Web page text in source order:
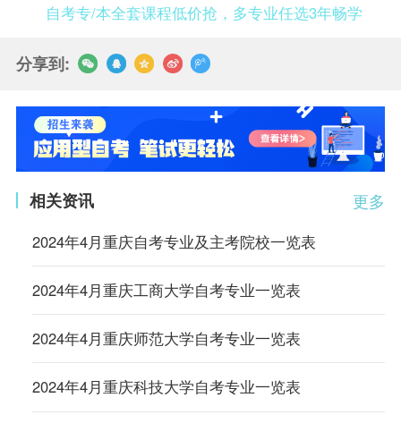
自考专/本全套课程低价抢，多专业任选3年畅学
分享到:
更多
相关资讯
2024年4月重庆自考专业及主考院校一览表
2024年4月重庆工商大学自考专业一览表
2024年4月重庆师范大学自考专业一览表
2024年4月重庆科技大学自考专业一览表